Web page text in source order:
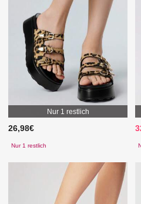
Nur 1 restlich
26,98€
Nur 1 restlich